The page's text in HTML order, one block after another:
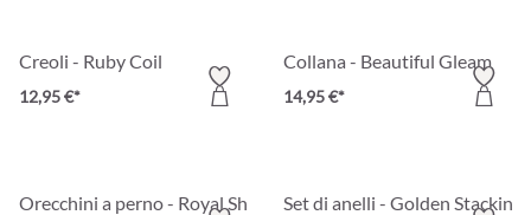
Creoli - Ruby Coil
12,95 €*
Collana - Beautiful Gleam
14,95 €*
Orecchini a perno - Royal Shine Set di anelli - Golden Stacking